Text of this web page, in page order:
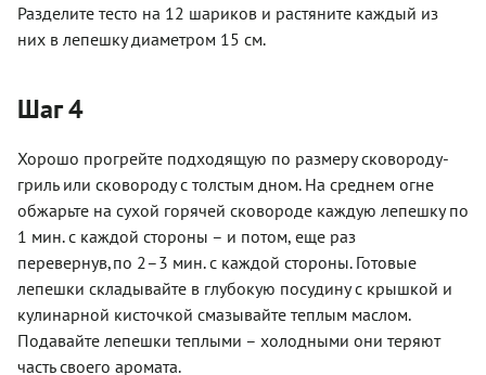
Разделите тесто на 12 шариков и растяните каждый из
них в лепешку диаметром 15 см.
Шаг 4
Хорошо прогрейте подходящую по размеру сковороду-
гриль или сковороду с толстым дном. На среднем огне
обжарьте на сухой горячей сковороде каждую лепешку по
1 мин. с каждой стороны – и потом, еще раз
перевернув,по 2–3 мин. с каждой стороны. Готовые
лепешки складывайте в глубокую посудину с крышкой и
кулинарной кисточкой смазывайте теплым маслом.
Подавайте лепешки теплыми – холодными они теряют
часть своего аромата.